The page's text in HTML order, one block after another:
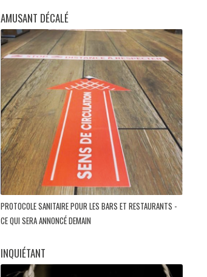
AMUSANT DÉCALÉ
PROTOCOLE SANITAIRE POUR LES BARS ET RESTAURANTS -
CE QUI SERA ANNONCÉ DEMAIN
INQUIÉTANT